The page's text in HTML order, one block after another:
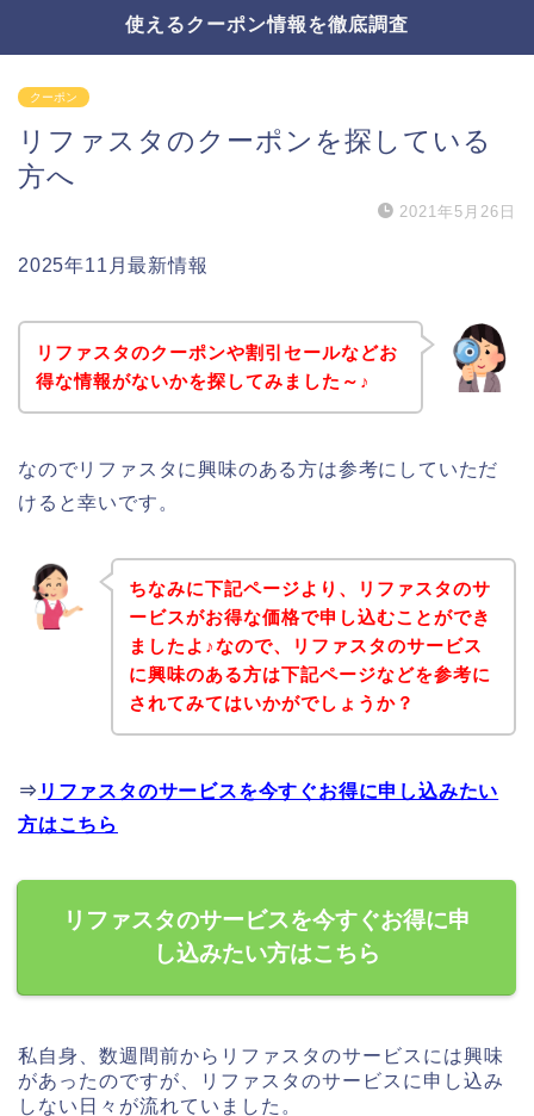
使えるクーポン情報を徹底調査
クーポン
リファスタのクーポンを探している
方へ
2021年5月26日
2025年11月最新情報
リファスタのクーポンや割引セールなどお
得な情報がないかを探してみました～♪
なのでリファスタに興味のある方は参考にしていただ
けると幸いです。
ちなみに下記ページより、リファスタのサ
ービスがお得な価格で申し込むことができ
ましたよ♪なので、リファスタのサービス
に興味のある方は下記ページなどを参考に
されてみてはいかがでしょうか？
⇒ リファスタのサービスを今すぐお得に申し込みたい
方はこちら
リファスタのサービスを今すぐお得に申
し込みたい方はこちら
私自身、数週間前からリファスタのサービスには興味
があったのですが、リファスタのサービスに申し込み
しない日々が流れていました。